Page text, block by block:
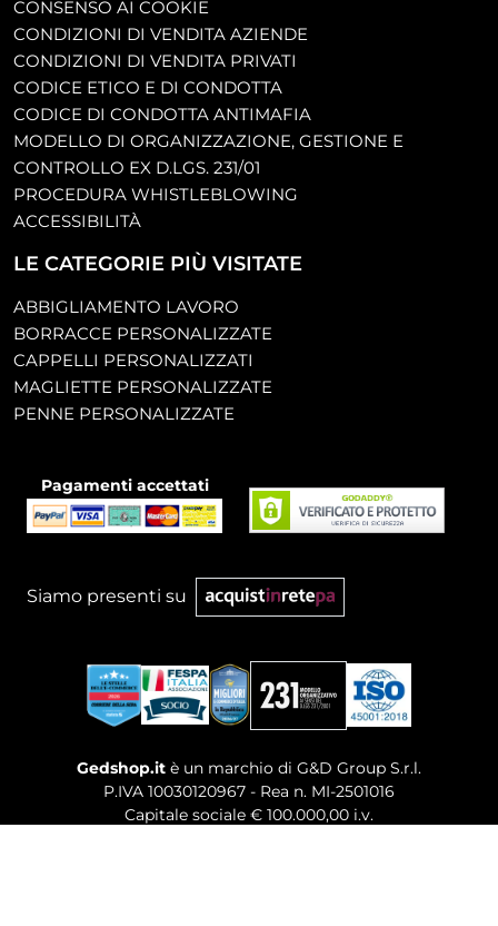
CONSENSO AI COOKIE
CONDIZIONI DI VENDITA AZIENDE
CONDIZIONI DI VENDITA PRIVATI
CODICE ETICO E DI CONDOTTA
CODICE DI CONDOTTA ANTIMAFIA
MODELLO DI ORGANIZZAZIONE, GESTIONE E
CONTROLLO EX D.LGS. 231/01
PROCEDURA WHISTLEBLOWING
ACCESSIBILITÀ
LE CATEGORIE PIÙ VISITATE
ABBIGLIAMENTO LAVORO
BORRACCE PERSONALIZZATE
CAPPELLI PERSONALIZZATI
MAGLIETTE PERSONALIZZATE
PENNE PERSONALIZZATE
Pagamenti accettati
Siamo presenti su
Gedshop.it è un marchio di G&D Group S.r.l.
P.IVA 10030120967 - Rea n. MI-2501016
Capitale sociale € 100.000,00 i.v.